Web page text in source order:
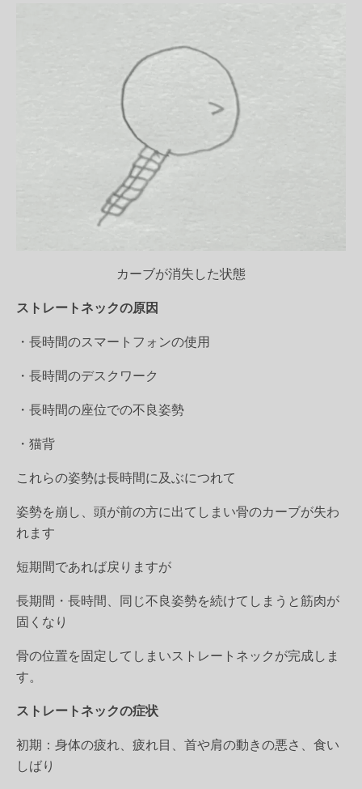
カーブが消失した状態
ストレートネックの原因
・長時間のスマートフォンの使用
・長時間のデスクワーク
・長時間の座位での不良姿勢
・猫背
これらの姿勢は長時間に及ぶにつれて
姿勢を崩し、頭が前の方に出てしまい骨のカーブが失わ
れます
短期間であれば戻りますが
長期間・長時間、同じ不良姿勢を続けてしまうと筋肉が
固くなり
骨の位置を固定してしまいストレートネックが完成しま
す。
ストレートネックの症状
初期：身体の疲れ、疲れ目、首や肩の動きの悪さ、食い
しばり